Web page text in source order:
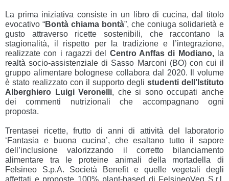
La prima iniziativa consiste in un libro di cucina, dal titolo
evocativo “Bontà chiama bontà”, che coniuga solidarietà e
gusto attraverso ricette sostenibili, che raccontano la
stagionalità, il rispetto per la tradizione e l’integrazione,
realizzate con i ragazzi del Centro Anffas di Modiano,la
realtà socio-assistenziale di Sasso Marconi (BO) con cui il
gruppo alimentare bolognese collabora dal 2020. Il volume
è stato realizzato con il supporto degli studenti dell’Istituto
Alberghiero Luigi Veronelli, che si sono occupati anche
dei commenti nutrizionali che accompagnano ogni
proposta.
Trentasei ricette, frutto di anni di attività del laboratorio
‘Fantasia e buona cucina’, che esaltano tutto il sapore
dell’inclusione valorizzando il corretto bilanciamento
alimentare tra le proteine animali della mortadella di
Felsineo S.p.A. Società Benefit e quelle vegetali degli
affettati e proposte 100% plant-based di FelsineoVeg S.r.l.